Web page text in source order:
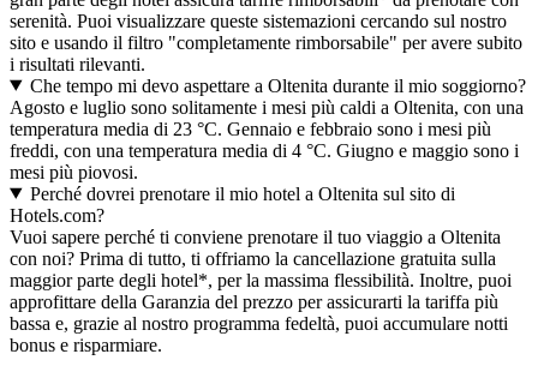
serenità. Puoi visualizzare queste sistemazioni cercando sul nostro
sito e usando il filtro "completamente rimborsabile" per avere subito
i risultati rilevanti.
Che tempo mi devo aspettare a Oltenita durante il mio soggiorno?
Agosto e luglio sono solitamente i mesi più caldi a Oltenita, con una
temperatura media di 23 °C. Gennaio e febbraio sono i mesi più
freddi, con una temperatura media di 4 °C. Giugno e maggio sono i
mesi più piovosi.
Perché dovrei prenotare il mio hotel a Oltenita sul sito di
Hotels.com?
Vuoi sapere perché ti conviene prenotare il tuo viaggio a Oltenita
con noi? Prima di tutto, ti offriamo la cancellazione gratuita sulla
maggior parte degli hotel*, per la massima flessibilità. Inoltre, puoi
approfittare della Garanzia del prezzo per assicurarti la tariffa più
bassa e, grazie al nostro programma fedeltà, puoi accumulare notti
bonus e risparmiare.